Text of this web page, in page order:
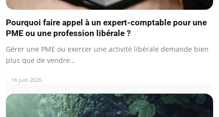
Pourquoi faire appel à un expert-comptable pour une
PME ou une profession libérale ?
Gérer une PME ou exercer une activité libérale demande bien
plus que de vendre…
16 juin 2026